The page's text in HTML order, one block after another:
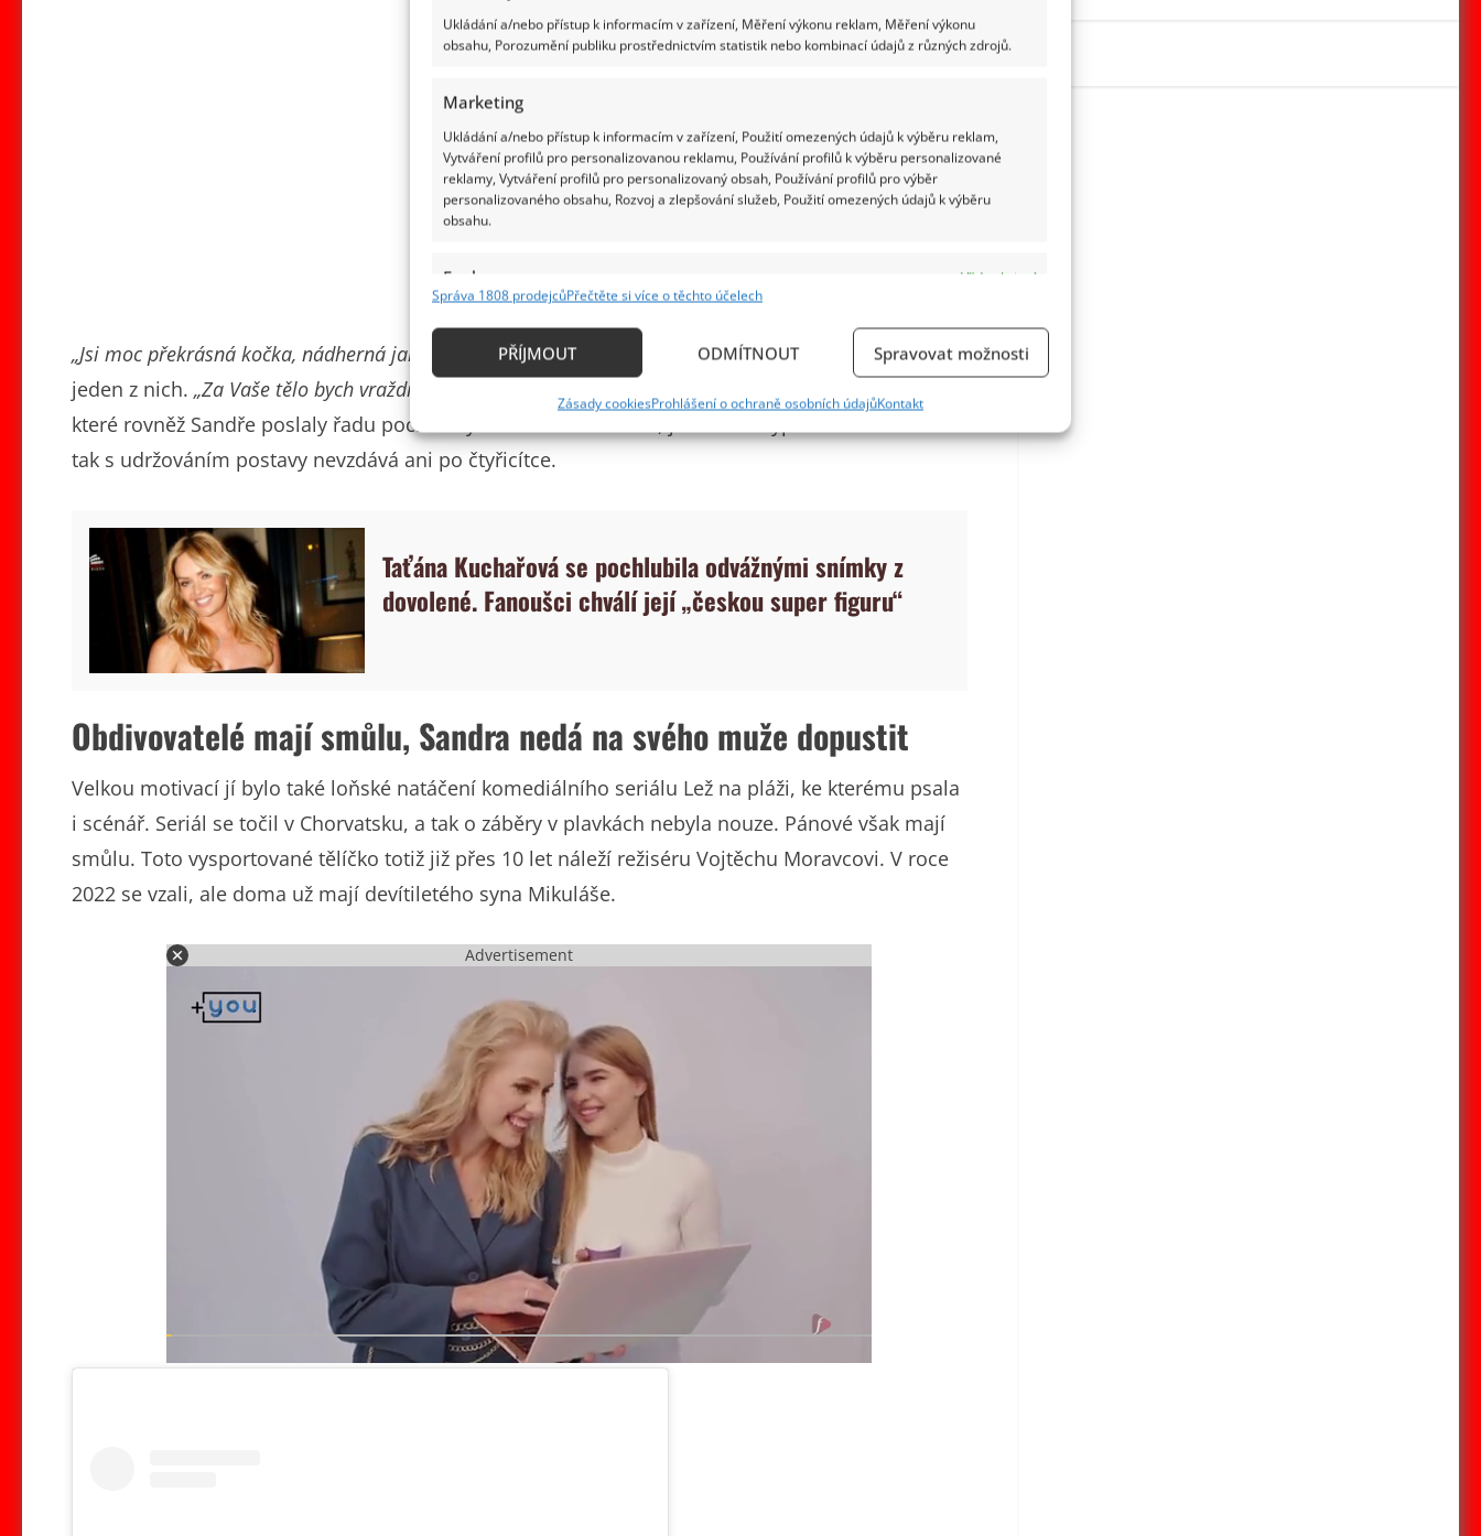
Ukládání a/nebo přístup k informacím v zařízení, Měření výkonu reklam, Měření výkonu
obsahu, Porozumění publiku prostřednictvím statistik nebo kombinací údajů z různých zdrojů.
Marketing
Ukládání a/nebo přístup k informacím v zařízení, Použití omezených údajů k výběru reklam,
Vytváření profilů pro personalizovanou reklamu, Používání profilů k výběru personalizované
reklamy, Vytváření profilů pro personalizovaný obsah, Používání profilů pro výběr
personalizovaného obsahu, Rozvoj a zlepšování služeb, Použití omezených údajů k výběru
obsahu.
Funkce
Vždy aktivní
Identifikace zařízení na základě automaticky přenášených informací.
základě aktivně požadovaných informací.
Zajištění bezpečnosti, předcházení a zjišťování podvodů a
Správa 1808 prodejcůPřečtěte si více o těchto účelech
PŘÍJMOUT ODMÍTNOUT Spravovat možnosti
Zásady cookiesProhlášení o ochraně osobních údajůKontakt
„Jsi moc překrásná kočka, nádherná jako vždy Sandruško. Máš krásné bříško a pupíček,“
neudržel se
jeden z nich. „Za Vaše tělo bych vraždila, jste krásná tělem i duchem,“
které rovněž Sandře poslaly řadu pochvalných komentářů na to, jak dobře vypadá. Herečka to
tak s udržováním postavy nevzdává ani po čtyřicítce.
Taťána Kuchařová se pochlubila odvážnými snímky z
dovolené. Fanoušci chválí její „českou super figuru“
Obdivovatelé mají smůlu, Sandra nedá na svého muže dopustit
Velkou motivací jí bylo také loňské natáčení komediálního seriálu Lež na pláži, ke kterému psala
i scénář. Seriál se točil v Chorvatsku, a tak o záběry v plavkách nebyla nouze. Pánové však mají
smůlu. Toto vysportované tělíčko totiž již přes 10 let náleží režiséru Vojtěchu Moravcovi. V roce
2022 se vzali, ale doma už mají devítiletého syna Mikuláše.
Advertisement